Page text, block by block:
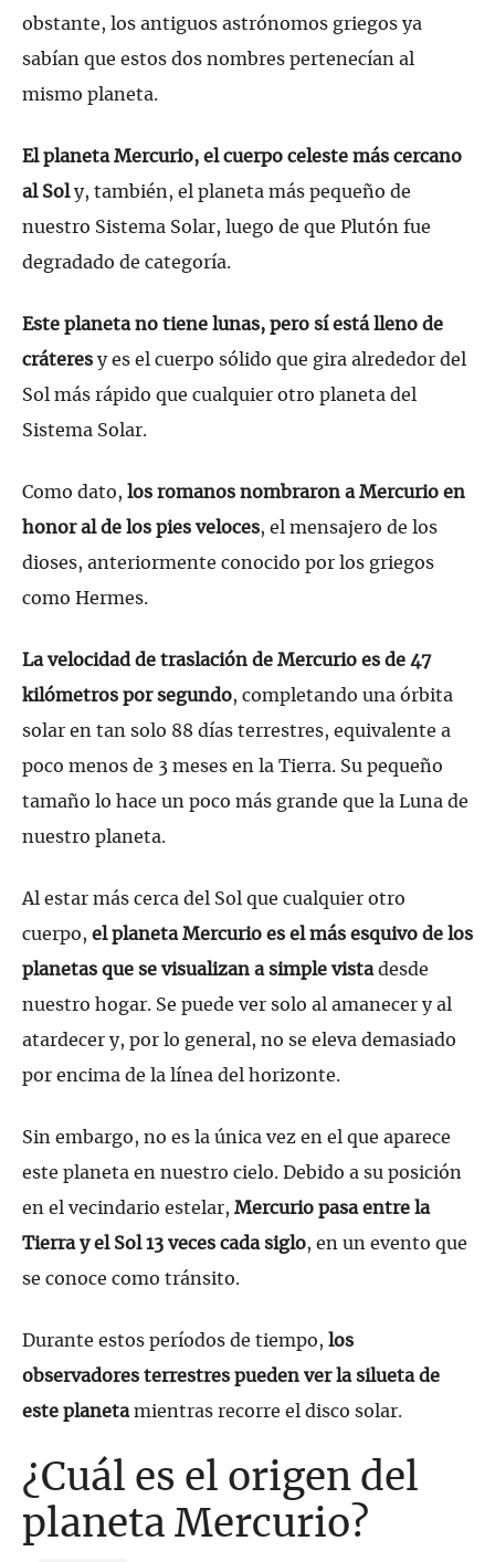
obstante, los antiguos astrónomos griegos ya
sabían que estos dos nombres pertenecían al
mismo planeta.
El planeta Mercurio, el cuerpo celeste más cercano
al Soly, también, el planeta más pequeño de
nuestro Sistema Solar, luego de que Plutón fue
degradado de categoría.
Este planeta no tiene lunas, pero sí está lleno de
cráteres y es el cuerpo sólido que gira alrededor del
Sol más rápido que cualquier otro planeta del
Sistema Solar.
Como dato, los romanos nombraron a Mercurio en
honor al de los pies veloces, el mensajero de los
dioses, anteriormente conocido por los griegos
como Hermes.
La velocidad de traslación de Mercurio es de 47
kilómetros por segundo, completando una órbita
solar en tan solo 88 días terrestres, equivalente a
poco menos de 3 meses en la Tierra. Su pequeño
tamaño lo hace un poco más grande que la Luna de
nuestro planeta.
Al estar más cerca del Sol que cualquier otro
cuerpo, el planeta Mercurio es el más esquivo de los
planetas que se visualizan a simple vistadesde
nuestro hogar. Se puede ver solo al amanecer y al
atardecer y, por lo general, no se eleva demasiado
por encima de la línea del horizonte.
Sin embargo, no es la única vez en el que aparece
este planeta en nuestro cielo. Debido a su posición
en el vecindario estelar, Mercurio pasa entre la
Tierra y el Sol 13 veces cada siglo, en un evento que
se conoce como tránsito.
Durante estos períodos de tiempo, los
observadores terrestres pueden ver la silueta de
este planetamientras recorre el disco solar.
¿Cuál es el origen del
planeta Mercurio?